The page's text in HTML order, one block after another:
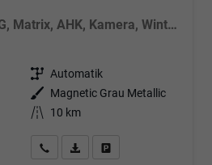
1.5 eTSI 110 kW DSG, Matrix, AHK, Kamera, Winter, el. Klappe, 5 J.-Garantie
Getriebe Automatik
Außenfarbe
Magnetic Grau Metallic
Kilometerstand 10 km
Angebot anfordern
Fahrzeugexpose (PDF)